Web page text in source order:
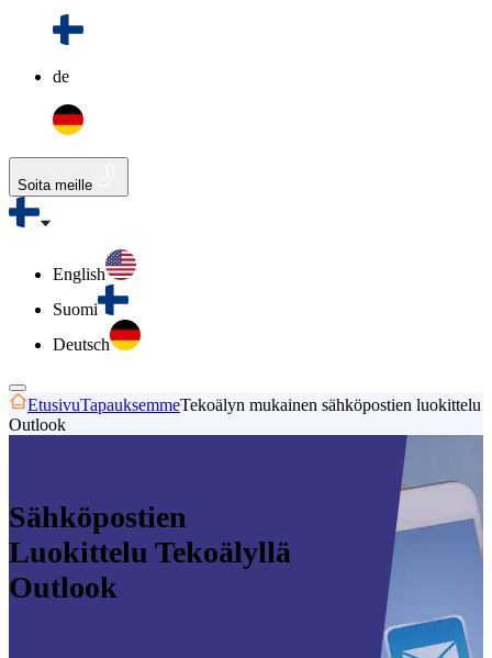
de
Soita meille
English
Suomi
Deutsch
EtusivuTapauksemmeTekoälyn mukainen sähköpostien luokittelu
Outlook
Sähköpostien
Luokittelu Tekoälyllä
Outlook